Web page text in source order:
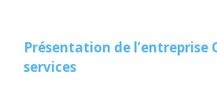
Présentation de l’entreprise
services